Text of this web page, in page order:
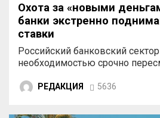
Охота за «новыми
банки экстренно
ставки
Российский банковский
необходимостью срочно
РЕДАКЦИЯ 5636